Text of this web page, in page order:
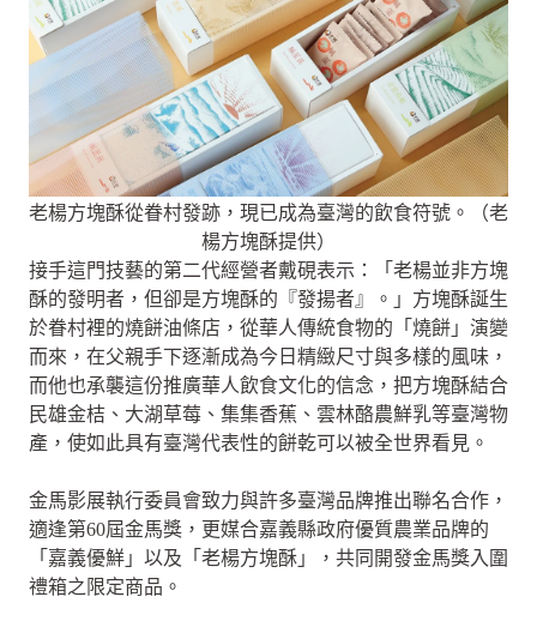
老楊方塊酥從眷村發跡，現已成為臺灣的飲食符號。（老
楊方塊酥提供）
接手這門技藝的第二代經營者戴硯表示：「老楊並非方塊
酥的發明者，但卻是方塊酥的『發揚者』。」方塊酥誕生
於眷村裡的燒餅油條店，從華人傳統食物的「燒餅」演變
而來，在父親手下逐漸成為今日精緻尺寸與多樣的風味，
而他也承襲這份推廣華人飲食文化的信念，把方塊酥結合
民雄金桔、大湖草莓、集集香蕉、雲林酪農鮮乳等臺灣物
產，使如此具有臺灣代表性的餅乾可以被全世界看見。
金馬影展執行委員會致力與許多臺灣品牌推出聯名合作，
適逢第60屆金馬獎，更媒合嘉義縣政府優質農業品牌的
「嘉義優鮮」以及「老楊方塊酥」，共同開發金馬獎入圍
禮箱之限定商品。